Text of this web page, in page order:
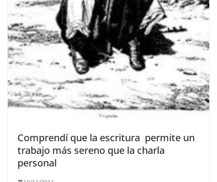
Comprendí que la escritura permite un
trabajo más sereno que la charla
personal